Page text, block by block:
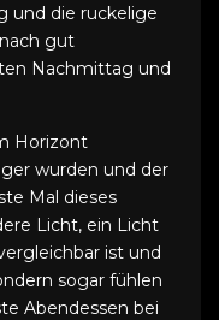
und die ruckelige
gut
Nachmittag und
Horizont
wurden und der
Mal dieses
Licht, ein Licht
ist und
sogar fühlen
Abendessen bei